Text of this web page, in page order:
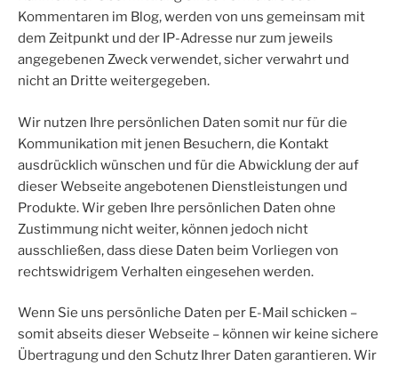
Kommentaren im Blog, werden von uns gemeinsam mit
dem Zeitpunkt und der IP-Adresse nur zum jeweils
angegebenen Zweck verwendet, sicher verwahrt und
nicht an Dritte weitergegeben.
Wir nutzen Ihre persönlichen Daten somit nur für die
Kommunikation mit jenen Besuchern, die Kontakt
ausdrücklich wünschen und für die Abwicklung der auf
dieser Webseite angebotenen Dienstleistungen und
Produkte. Wir geben Ihre persönlichen Daten ohne
Zustimmung nicht weiter, können jedoch nicht
ausschließen, dass diese Daten beim Vorliegen von
rechtswidrigem Verhalten eingesehen werden.
Wenn Sie uns persönliche Daten per E-Mail schicken –
somit abseits dieser Webseite – können wir keine sichere
Übertragung und den Schutz Ihrer Daten garantieren. Wir